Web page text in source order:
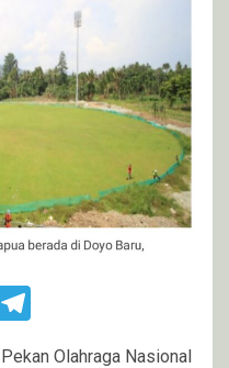
Olahraga Nasional